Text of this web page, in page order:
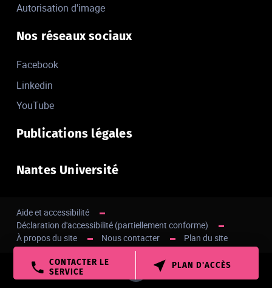
CONTACTER LE
SERVICE
PLAN D'ACCÈS
Autorisation d'image
Nos réseaux sociaux
Facebook
Linkedin
YouTube
Publications légales
Nantes Université
Aide et accessibilité
Déclaration d'accessibilité (partiellement conforme)
À propos du site
Nous contacter Plan du site
Haut de page